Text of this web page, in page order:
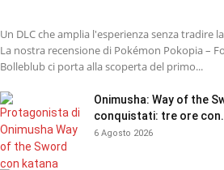
Un DLC che amplia l'esperienza senza tradire
La nostra recensione di Pokémon Pokopia –
Bolleblub ci porta alla scoperta del primo...
Onimusha: Way of the
conquistati: tre ore
6 Agosto 2026